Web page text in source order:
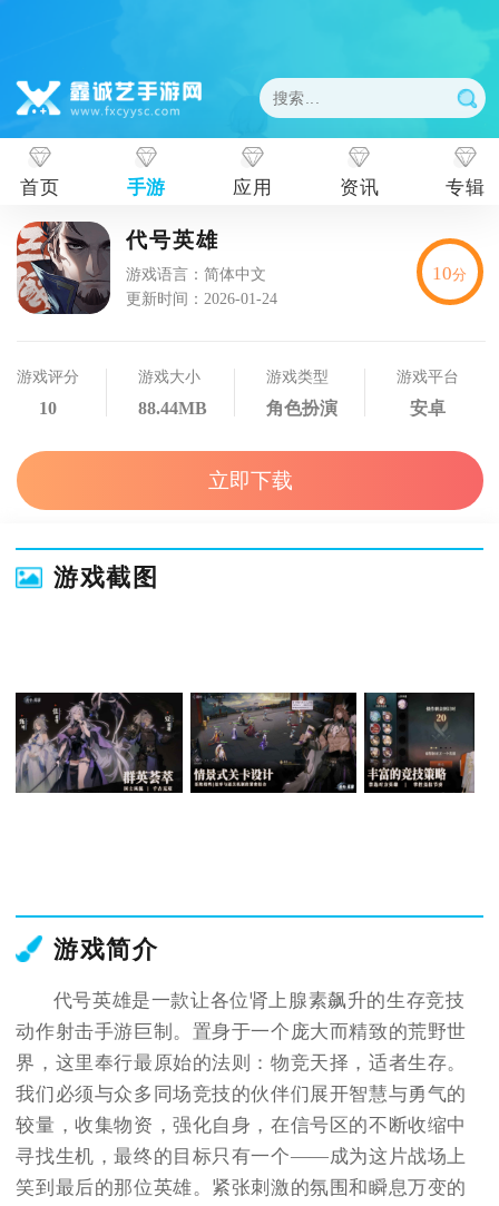
首页 手游 应用 资讯 专辑
代号英雄
游戏语言：简体中文
更新时间：2026-01-24
游戏评分
10
游戏大小
88.44MB
游戏类型
角色扮演
游戏平台
安卓
10分
立即下载
游戏截图
游戏简介
代号英雄是一款让各位肾上腺素飙升的生存竞技
动作射击手游巨制。置身于一个庞大而精致的荒野世
界，这里奉行最原始的法则：物竞天择，适者生存。
我们必须与众多同场竞技的伙伴们展开智慧与勇气的
较量，收集物资，强化自身，在信号区的不断收缩中
寻找生机，最终的目标只有一个——成为这片战场上
笑到最后的那位英雄。紧张刺激的氛围和瞬息万变的